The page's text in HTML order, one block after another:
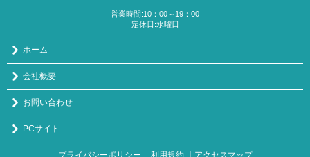
営業時間:10：00～19：00
定休日:水曜日
ホーム
会社概要
お問い合わせ
PCサイト